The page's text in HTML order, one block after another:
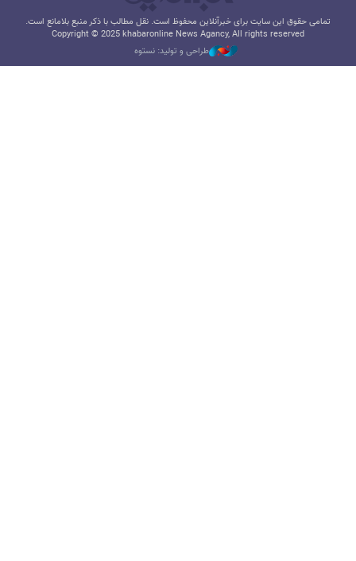
تمامی حقوق این سایت برای خبرآنلاین محفوظ است. نقل مطالب با ذکر منبع بلامانع است.
Copyright © 2025 khabaronline News Agancy, All rights reserved
طراحی و تولید: نستوه